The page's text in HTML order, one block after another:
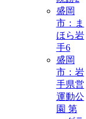
盛岡
市：ま
ほら岩
手6
盛岡
市：岩
手県営
運動公
園 第